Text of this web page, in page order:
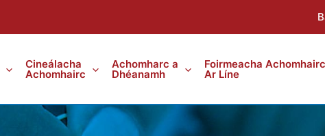
Cineálacha
Achomhairc
Achomharc a
Dhéanamh
Foirmeacha Achomhairc
Ar Líne